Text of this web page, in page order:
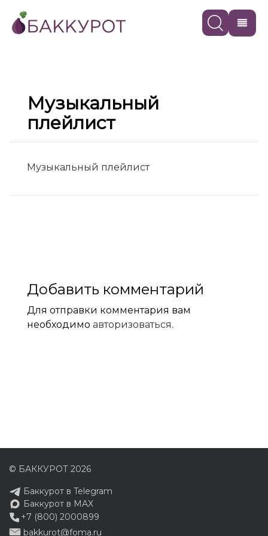
Музыкальный
плейлист
Музыкальный плейлист
Добавить комментарий
Для отправки комментария вам
необходимо авторизоваться.
© БАККУРОТ 2026
Баккурот в Telegram
Баккурот в MAX
+7 (800) 2000899
bakkurot@foma.ru